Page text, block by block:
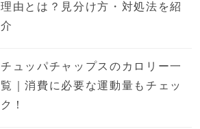
理由とは？見分け方・対処法を紹
介
チュッパチャップスのカロリー一
覧｜消費に必要な運動量もチェッ
ク！